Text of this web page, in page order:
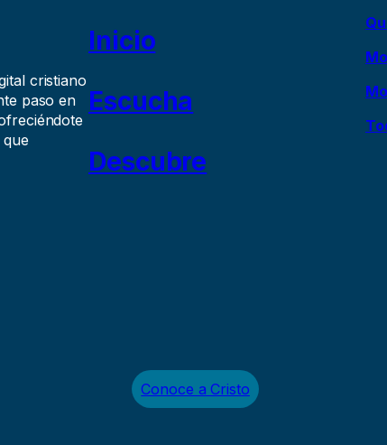
cristiano
paso en
Inicio
Escucha
Descubre
Conoce a Cristo